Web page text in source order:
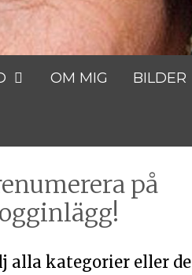
OM MIG BILDER
på
alla kategorier eller de